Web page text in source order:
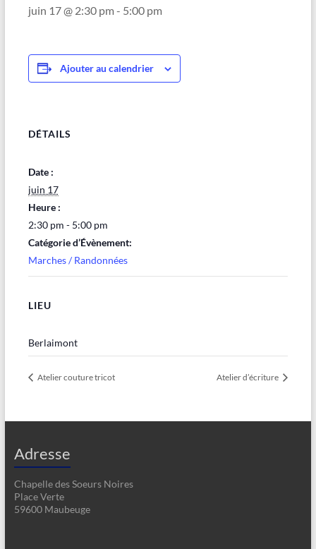
juin 17 @ 2:30 pm- 5:00 pm
Ajouter au calendrier
DÉTAILS
Date :
juin 17
Heure :
2:30 pm - 5:00 pm
Catégorie d’Évènement:
Marches / Randonnées
LIEU
Berlaimont
Atelier couture tricot Atelier d’écriture
Adresse
Chapelle des Soeurs Noires
Place Verte
59600 Maubeuge